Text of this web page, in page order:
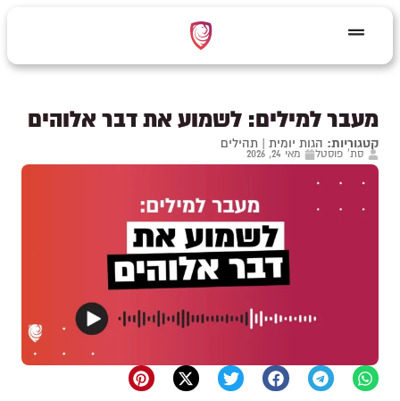
מעבר למילים: לשמוע את דבר אלוהים
קטגוריות: הגות יומית | תהילים
סת' פוסטל מאי 24, 2026